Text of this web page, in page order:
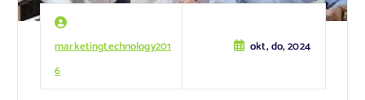
marketingtechnology201
6
okt, do, 2024